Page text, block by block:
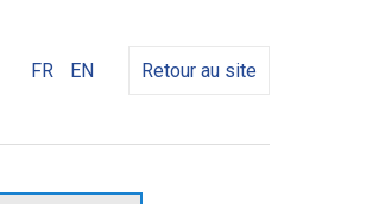
FR EN Retour au site